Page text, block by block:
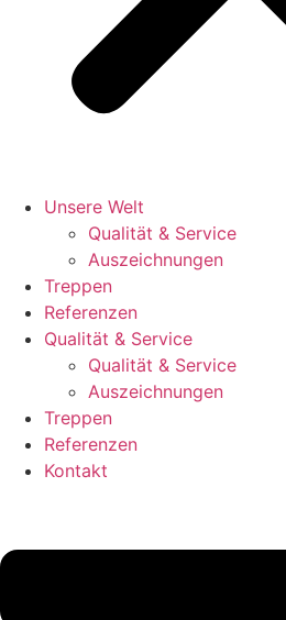
Unsere Welt
Qualität & Service
Auszeichnungen
Treppen
Referenzen
Qualität & Service
Qualität & Service
Auszeichnungen
Treppen
Referenzen
Kontakt